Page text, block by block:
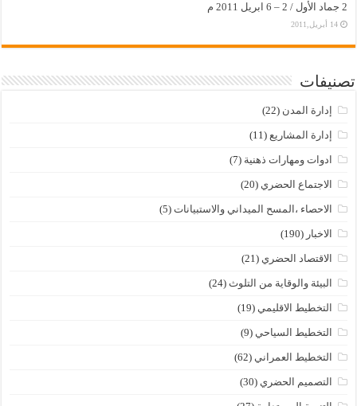
2 جماد الأول / 2 – 6 ابريل 2011 م
14 أبريل,2011
تصنيفات
إدارة المدن (22)
إدارة المشاريع (11)
ادوات ومهارات ذهنية (7)
الاجتماع الحضري (20)
الاحصاء ،المسح الميداني والاستبيانات (5)
الاخبار (190)
الاقتصاد الحضري (21)
البيئة والوقاية من التلوث (24)
التخطيط الاقليمي (19)
التخطيط السياحي (9)
التخطيط العمراني (62)
التصميم الحضري (30)